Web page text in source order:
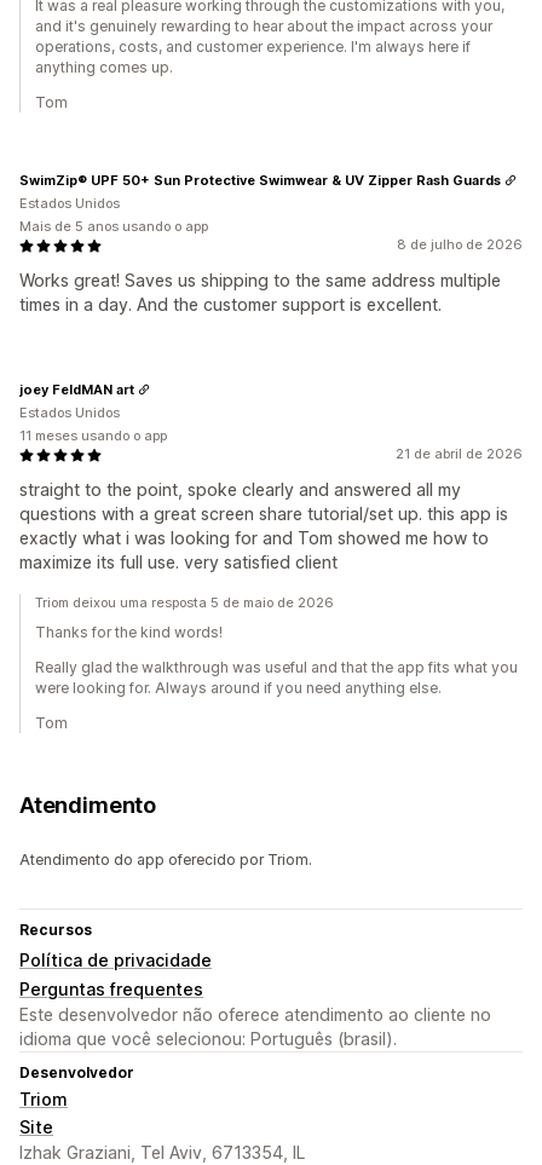
It was a real pleasure working through the customizations with you,
and it's genuinely rewarding to hear about the impact across your
operations, costs, and customer experience. I'm always here if
anything comes up.
Tom
8 de julho de 2026
Works great! Saves us shipping to the same address multiple
times in a day. And the customer support is excellent.
SwimZip® UPF 50+ Sun Protective Swimwear & UV Zipper Rash Guards
Estados Unidos
Mais de 5 anos usando o app
21 de abril de 2026
straight to the point, spoke clearly and answered all my
questions with a great screen share tutorial/set up. this app is
exactly what i was looking for and Tom showed me how to
maximize its full use. very satisfied client
joey FeldMAN art
Estados Unidos
11 meses usando o app
Triom deixou uma resposta 5 de maio de 2026
Thanks for the kind words!
Really glad the walkthrough was useful and that the app fits what you
were looking for. Always around if you need anything else.
Tom
Atendimento
Atendimento do app oferecido por Triom.
Recursos
Política de privacidade
Perguntas frequentes
Este desenvolvedor não oferece atendimento ao cliente no
idioma que você selecionou: Português (brasil).
Desenvolvedor
Triom
Site
Izhak Graziani, Tel Aviv, 6713354, IL